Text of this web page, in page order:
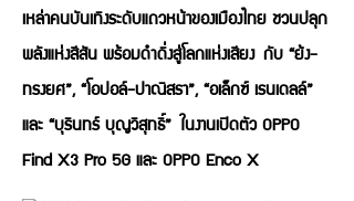
เหล่าคนบันเทิงระดับแถวหน้าของเมืองไทย ชวนปลุก
พลังแห่งสีสัน พร้อมดำดิ่งสู่โลกแห่งเสียง กับ “ย้ง-
ทรงยศ”, “โอปอล์-ปาณิสรา”, “อเล็กซ์ เรนเดลล์”
และ “บุรินทร์ บุญวิสุทธิ์”ในงานเปิดตัว OPPO
Find X3 Pro 5G และ OPPO Enco X